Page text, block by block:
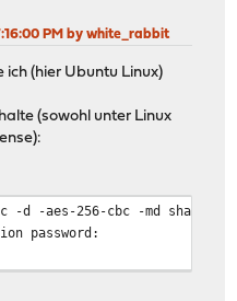
PM by white_rabbit
(hier Ubuntu Linux)
(sowohl unter Linux
d -aes-256-cbc -md sha512 -
password: